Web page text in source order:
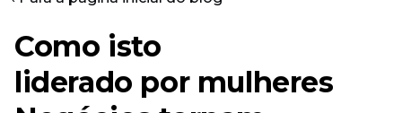
Como isto
liderado por mulheres